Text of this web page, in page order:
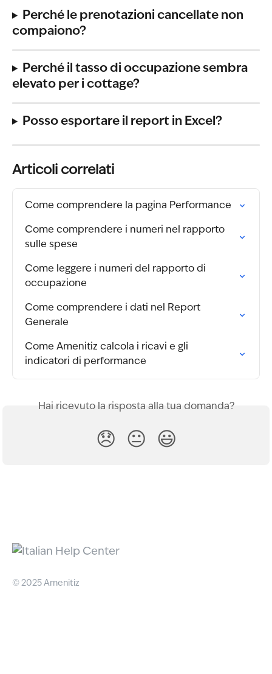
Perché le prenotazioni cancellate non
compaiono?
Perché il tasso di occupazione sembra
elevato per i cottage?
Posso esportare il report in Excel?
Articoli correlati
Come comprendere la pagina Performance
Come comprendere i numeri nel rapporto
sulle spese
Come leggere i numeri del rapporto di
occupazione
Come comprendere i dati nel Report
Generale
Come Amenitiz calcola i ricavi e gli
indicatori di performance
Hai ricevuto la risposta alla tua domanda?
😞 😐 😃
© 2025 Amenitiz